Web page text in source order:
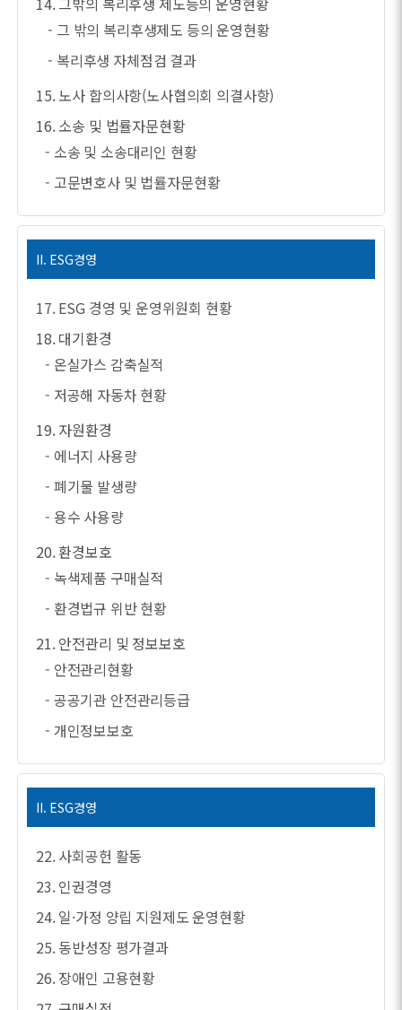
- 그 밖의 복리후생제도 등의 운영현황
- 복리후생 자체점검 결과
15. 노사 합의사항(노사협의회 의결사항)
16. 소송 및 법률자문현황
- 소송 및 소송대리인 현황
- 고문변호사 및 법률자문현황
II. ESG경영
17. ESG 경영 및 운영위원회 현황
18. 대기환경
- 온실가스 감축실적
- 저공해 자동차 현황
19. 자원환경
- 에너지 사용량
- 폐기물 발생량
- 용수 사용량
20. 환경보호
- 녹색제품 구매실적
- 환경법규 위반 현황
21. 안전관리 및 정보보호
- 안전관리현황
- 공공기관 안전관리등급
- 개인정보보호
II. ESG경영
22. 사회공헌 활동
23. 인권경영
24. 일·가정 양립 지원제도 운영현황
25. 동반성장 평가결과
26. 장애인 고용현황